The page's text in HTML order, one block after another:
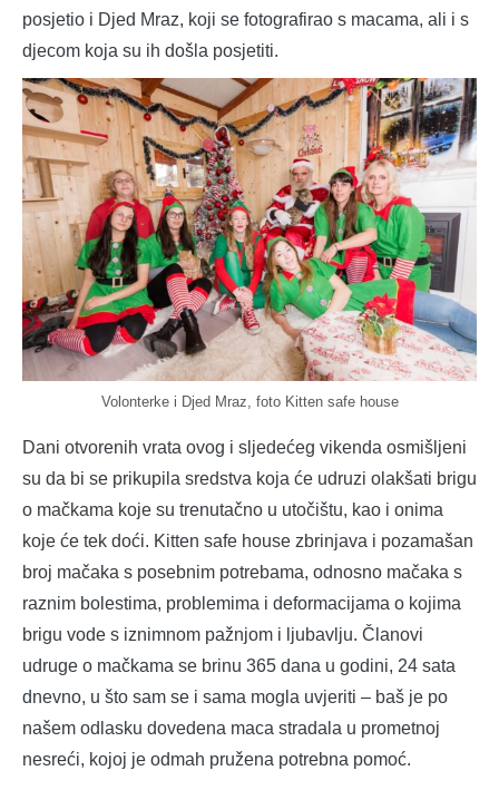
posjetio i Djed Mraz, koji se fotografirao s macama, ali i s
djecom koja su ih došla posjetiti.
Volonterke i Djed Mraz, foto Kitten safe house
Dani otvorenih vrata ovog i sljedećeg vikenda osmišljeni
su da bi se prikupila sredstva koja će udruzi olakšati brigu
o mačkama koje su trenutačno u utočištu, kao i onima
koje će tek doći. Kitten safe house zbrinjava i pozamašan
broj mačaka s posebnim potrebama, odnosno mačaka s
raznim bolestima, problemima i deformacijama o kojima
brigu vode s iznimnom pažnjom i ljubavlju. Članovi
udruge o mačkama se brinu 365 dana u godini, 24 sata
dnevno, u što sam se i sama mogla uvjeriti – baš je po
našem odlasku dovedena maca stradala u prometnoj
nesreći, kojoj je odmah pružena potrebna pomoć.